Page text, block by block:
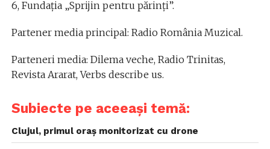
6, Fundația „Sprijin pentru părinți”.
Partener media principal: Radio România Muzical.
Parteneri media: Dilema veche, Radio Trinitas,
Revista Ararat, Verbs describe us.
Subiecte pe aceeași temă:
Clujul, primul oraș monitorizat cu drone